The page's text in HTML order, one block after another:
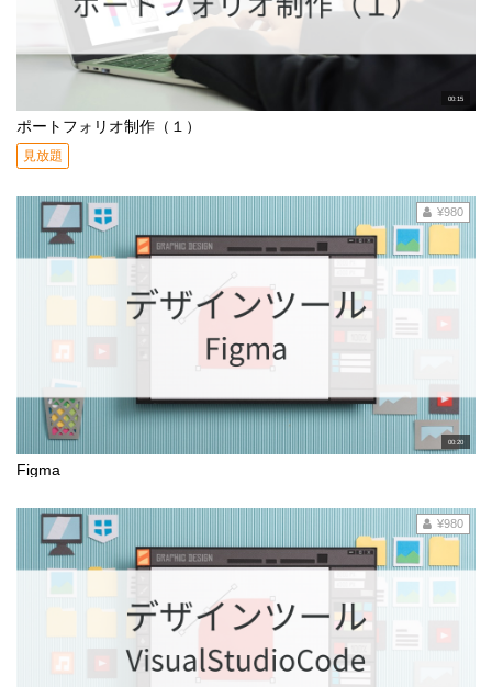
00:15
ポートフォリオ制作（１）
見放題
00:20
Figma
¥980
¥980